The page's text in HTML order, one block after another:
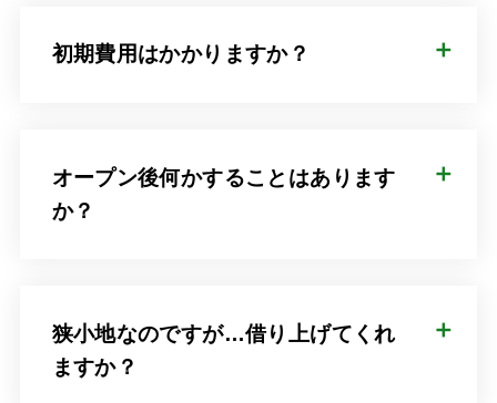
初期費用はかかりますか？
オープン後何かすることはあります
か？
狭小地なのですが…借り上げてくれ
ますか？